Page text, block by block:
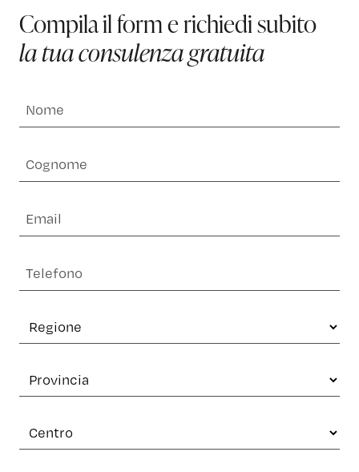
Compila il form e richiedi subito
la tua consulenza gratuita